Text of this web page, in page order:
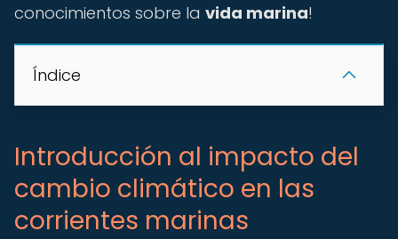
conocimientos sobre la vida marina!
Índice
Introducción al impacto del
cambio climático en las
corrientes marinas